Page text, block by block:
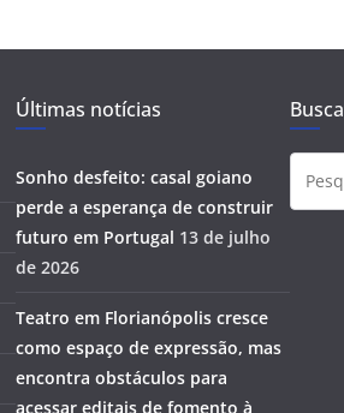
Últimas notícias
Sonho desfeito: casal goiano
perde a esperança de construir
futuro em Portugal 13 de julho
de 2026
Teatro em Florianópolis cresce
como espaço de expressão, mas
encontra obstáculos para
acessar editais de fomento à
Busca